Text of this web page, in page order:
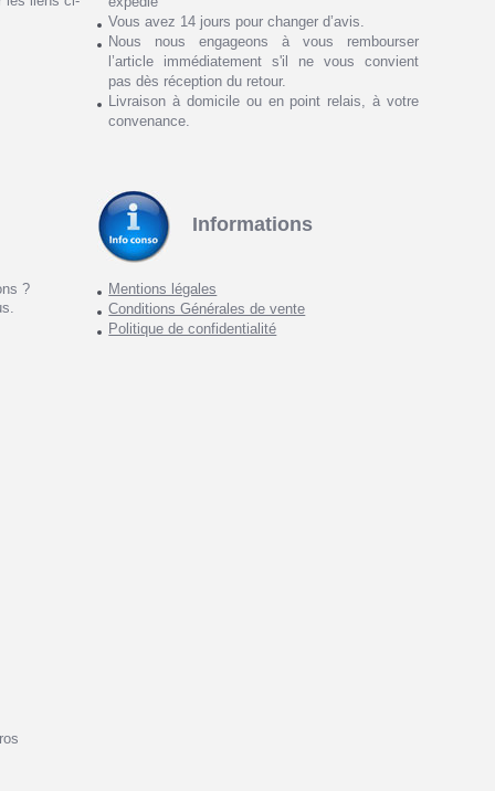
Vous avez 14 jours pour changer d’avis.
Nous nous engageons à vous rembourser
l’article immédiatement s'il ne vous convient
pas dès réception du retour.
Livraison à domicile ou en point relais, à votre
convenance.
?
Informations
Mentions légales
Conditions Générales de vente
Politique de confidentialité